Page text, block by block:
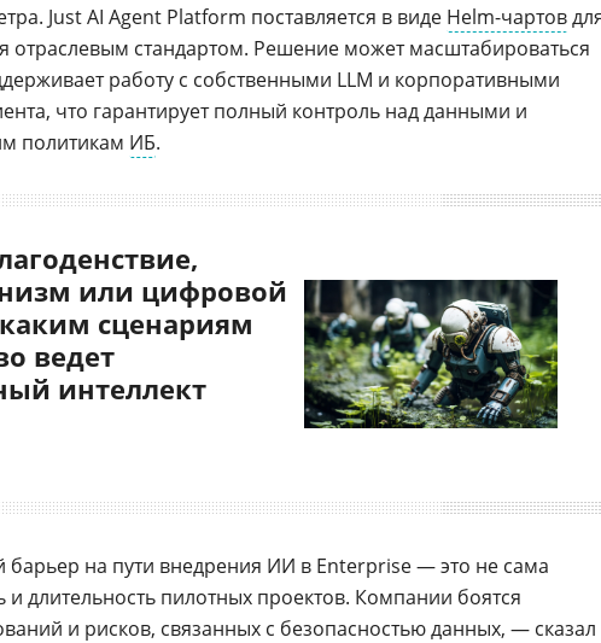
Just AI Agent Platform поставляется в виде Helm-чартов
отраслевым стандартом. Решение может масштабироваться
работу с собственными LLM и корпоративными
что гарантирует полный контроль над данными и
политикам ИБ.
или цифровой
сценариям
ведет
интеллект
на пути внедрения ИИ в Enterprise — это не сама
и длительность пилотных проектов. Компании боятся
и рисков, связанных с безопасностью данных, — сказал